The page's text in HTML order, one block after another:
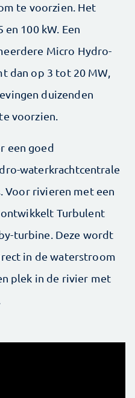
te voorzien. Het
100 kW. Een
Micro Hydro-
dan op 3 tot 20 MW,
duizenden
voorzien.
een goed
waterkrachtcentrale
Voor rivieren met een
Turbulent
turbine. Deze wordt
in de waterstroom
plek in de ­rivier met